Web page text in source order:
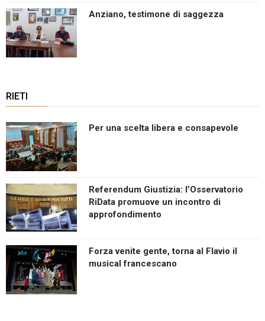
Anziano, testimone di saggezza
RIETI
Per una scelta libera e consapevole
Referendum Giustizia: l’Osservatorio
RiData promuove un incontro di
approfondimento
Forza venite gente, torna al Flavio il
musical francescano